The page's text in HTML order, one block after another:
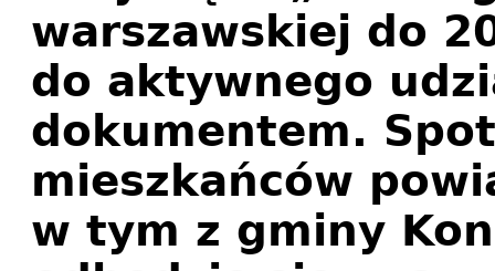
warszawskiej do
do aktywnego
dokumentem.
mieszkańców
w tym z gminy